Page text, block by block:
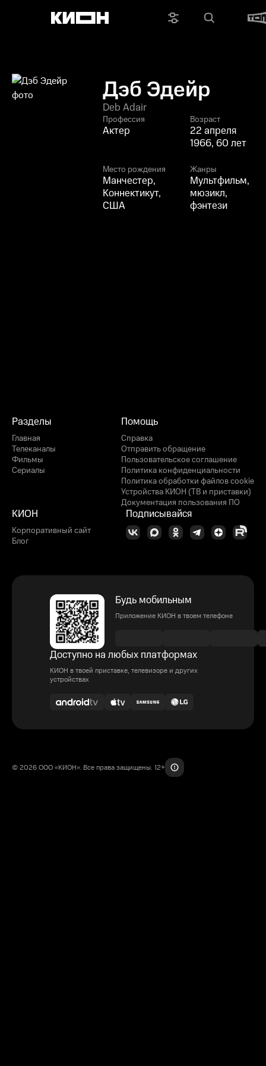
Дэб Эдейр
Deb Adair
Профессия
Актер
Возраст
22 апреля
1966, 60 лет
Место рождения
Манчестер,
Коннектикут,
США
Жанры
Мультфильм,
мюзикл,
фэнтези
Разделы
Главная
Телеканалы
Фильмы
Сериалы
Помощь
Справка
Отправить обращение
Пользовательское соглашение
Политика конфиденциальности
Политика обработки файлов cookie
Устройства КИОН (ТВ и приставки)
Документация пользования ПО
КИОН
Корпоративный сайт
Блог
Подписывайся
Будь мобильным
Приложение КИОН в твоем телефоне
Доступно на любых платформах
КИОН в твоей приставке, телевизоре и других
устройствах
© 2026 ООО «КИОН». Все права защищены. 12+